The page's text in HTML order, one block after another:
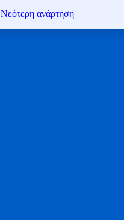
Νεότερη ανάρτηση